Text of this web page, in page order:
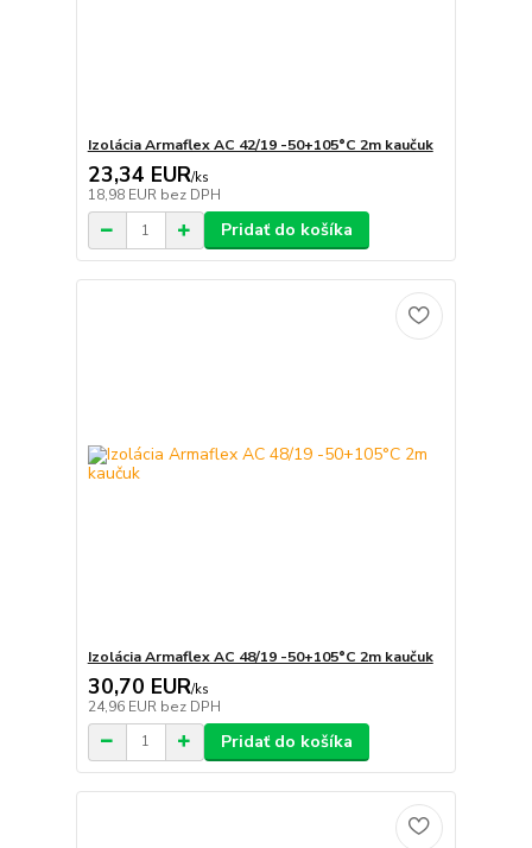
Izolácia Armaflex AC 42/19 -50+105°C 2m kaučuk
23,34 EUR/ks
18,98 EUR bez DPH
Pridať do košíka
Izolácia Armaflex AC 48/19 -50+105°C 2m kaučuk
30,70 EUR/ks
24,96 EUR bez DPH
Pridať do košíka